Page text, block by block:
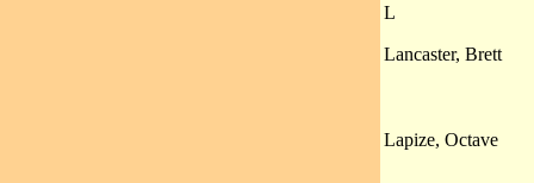
L
Lancaster, Brett
Lapize, Octave